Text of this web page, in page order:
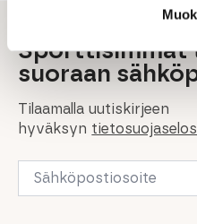
Sporttisimmat
suoraan
Tilaamalla uutiskirjeen
hyväksyn
Email